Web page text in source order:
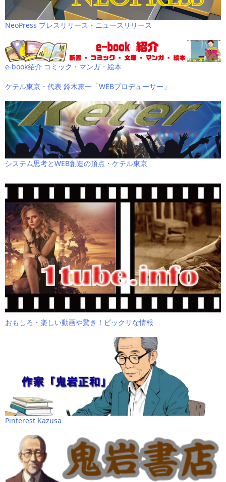
NeoPress プレスリリース・ニュースリリース
e-book紹介 コミック・マンガ・絵本
ケテル東京・代表 鈴木恵一「WEBプロデューサー」
システム思考とWEB創造の頂点・ケテル東京
おもしろ・楽しい動画や驚き！ビックリな情報
Pinterest Kazusa